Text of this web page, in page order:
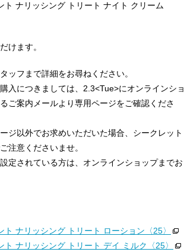
ト ナリッシング トリート ナイト クリーム
けます。
ッフまで詳細をお尋ねください。
入につきましては、2 .3<Tue>にオンラインショ
ご案内メールより専用ページをご確認くださ
ジ以外でお求めいただいた場合、シークレット
注意くださいませ。
定されている方は、オンラインショップまでお
ト ナリッシング トリート ローション〈25〉
ト ナリッシング トリート デイ ミルク〈25〉